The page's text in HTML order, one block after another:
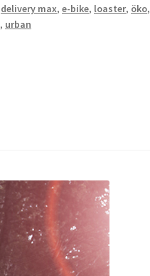
delivery max,e-bike, loaster, öko,
, urban